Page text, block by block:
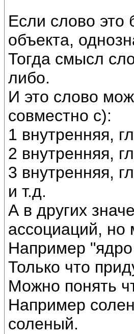
Если слово это
объекта,
Тогда смысл
либо.
И это слово
совместно с):
1 внутренняя,
2 внутренняя,
3 внутренняя,
и т.д.
А в других
ассоциаций,
Например
Только что
Можно понять
Например
соленый.